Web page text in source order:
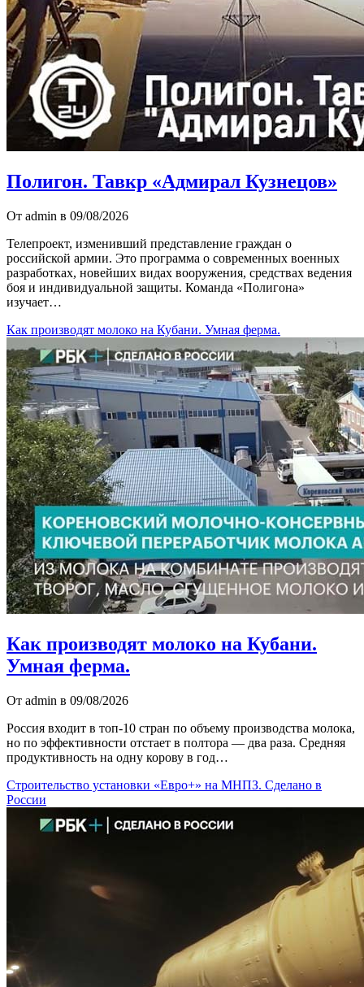
Полигон. Тавкр «Адмирал Кузнецов»
От admin в 09/08/2026
Телепроект, изменивший представление граждан о
российской армии. Это программа о современных военных
разработках, новейших видах вооружения, средствах ведения
боя и индивидуальной защиты. Команда «Полигона»
изучает…
Как производят молоко на Кубани. Умная ферма.
Как производят молоко на Кубани.
Умная ферма.
От admin в 09/08/2026
Россия входит в топ-10 стран по объему производства молока,
но по эффективности отстает в полтора — два раза. Средняя
продуктивность на одну корову в год…
Строительство установки «Евро+» на МНПЗ. Сделано в
России